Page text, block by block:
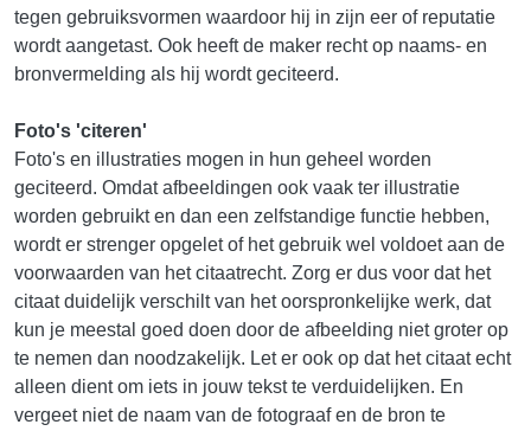
tegen gebruiksvormen waardoor hij in zijn eer of reputatie
wordt aangetast. Ook heeft de maker recht op naams- en
bronvermelding als hij wordt geciteerd.
Foto's 'citeren'
Foto's en illustraties mogen in hun geheel worden
geciteerd. Omdat afbeeldingen ook vaak ter illustratie
worden gebruikt en dan een zelfstandige functie hebben,
wordt er strenger opgelet of het gebruik wel voldoet aan de
voorwaarden van het citaatrecht. Zorg er dus voor dat het
citaat duidelijk verschilt van het oorspronkelijke werk, dat
kun je meestal goed doen door de afbeelding niet groter op
te nemen dan noodzakelijk. Let er ook op dat het citaat echt
alleen dient om iets in jouw tekst te verduidelijken. En
vergeet niet de naam van de fotograaf en de bron te